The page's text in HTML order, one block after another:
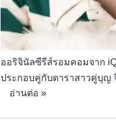
ออริจินัลซีรีส์รอมคอมจาก
ประกอบคู่กับดาราสาวคู่บุญ
อ่านต่อ »